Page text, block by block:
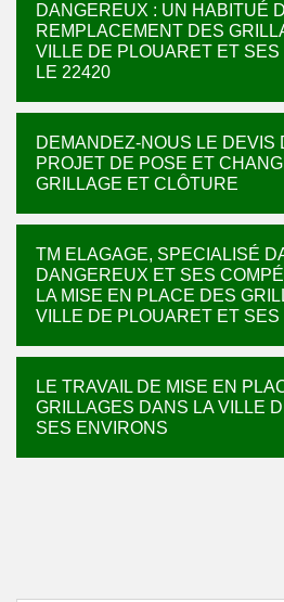
DANGEREUX : UN HABITUÉ
REMPLACEMENT DES
VILLE DE PLOUARET ET
LE 22420
DEMANDEZ-NOUS LE DEVIS
PROJET DE POSE ET
GRILLAGE ET CLÔTURE
TM ELAGAGE, SPECIALISÉ
DANGEREUX ET SES
LA MISE EN PLACE DES
VILLE DE PLOUARET ET SES
LE TRAVAIL DE MISE EN
GRILLAGES DANS LA VILLE
SES ENVIRONS